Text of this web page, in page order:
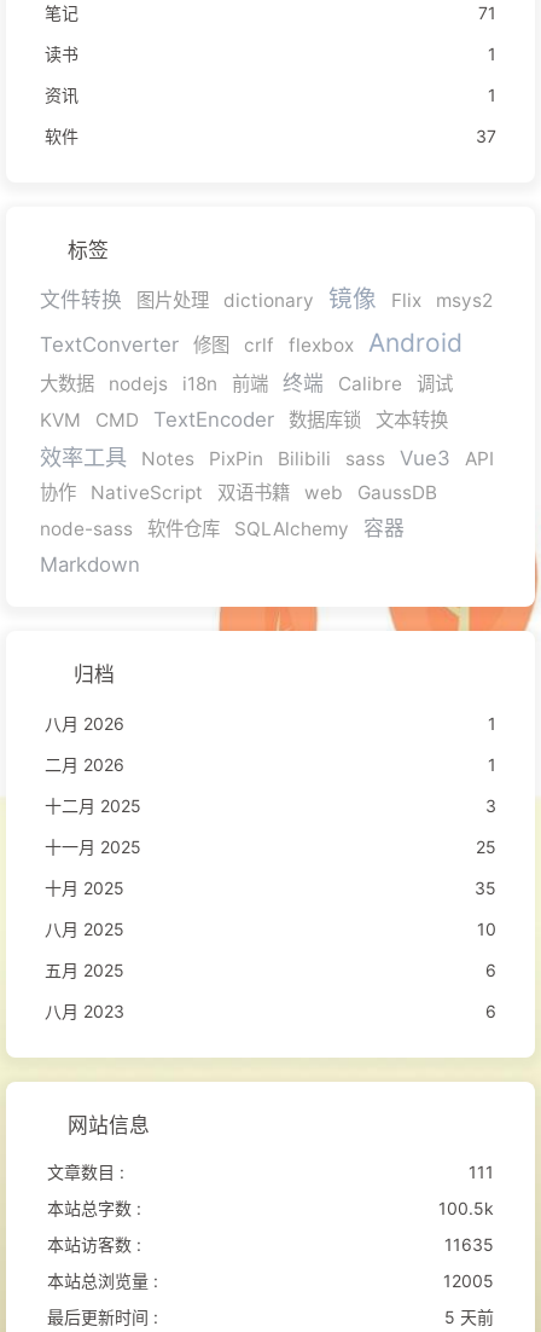
笔记
71
读书
1
资讯
1
软件
37
标签
文件转换 图片处理 dictionary 镜像 Flix msys2
TextConverter 修图 crlf flexbox Android
大数据 nodejs i18n 前端 终端 Calibre
调试
KVM
CMD TextEncoder 数据库锁 文本转换
效率工具 Notes PixPin Bilibili sass Vue3
API
协作
NativeScript 双语书籍 web
GaussDB
node-sass
软件仓库 SQLAlchemy
容器
Markdown
归档
八月 2026
1
二月 2026
1
十二月 2025
3
十一月 2025
25
十月 2025
35
八月 2025
10
五月 2025
6
八月 2023
6
网站信息
文章数目 :
111
本站总字数 :
100.5k
本站访客数 :
11635
本站总浏览量 :
12005
最后更新时间 :
5 天前